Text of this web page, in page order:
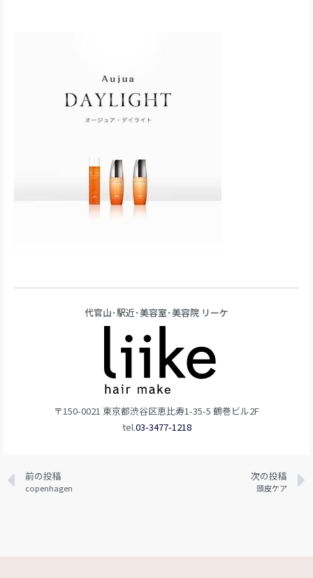
代官山･駅近･美容室･美容院 リーケ
〒150-0021 東京都渋谷区恵比寿1-35-5 鶴巻ビル2F
tel.03-3477-1218
前の投稿
copenhagen
次の投稿
頭皮ケア